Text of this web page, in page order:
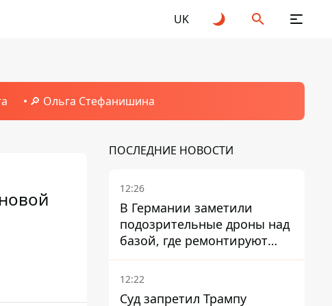
UK
🔎 Ольга Стефанишина
ПОСЛЕДНИЕ НОВОСТИ
12:26
В Германии заметили
подозрительные дроны над
базой, где ремонтируют
Patriot - СМИ
12:22
Суд запретил Трампу